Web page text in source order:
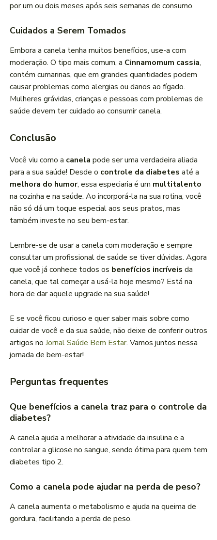
por um ou dois meses após seis semanas de consumo.
Cuidados a Serem Tomados
Embora a canela tenha muitos benefícios, use-a com
moderação. O tipo mais comum, a Cinnamomum cassia,
contém cumarinas, que em grandes quantidades podem
causar problemas como alergias ou danos ao fígado.
Mulheres grávidas, crianças e pessoas com problemas de
saúde devem ter cuidado ao consumir canela.
Conclusão
Você viu como a canela pode ser uma verdadeira aliada
para a sua saúde! Desde o controle da diabetes até a
melhora do humor, essa especiaria é um multitalento
na cozinha e na saúde. Ao incorporá-la na sua rotina, você
não só dá um toque especial aos seus pratos, mas
também investe no seu bem-estar.
Lembre-se de usar a canela com moderação e sempre
consultar um profissional de saúde se tiver dúvidas. Agora
que você já conhece todos os benefícios incríveis da
canela, que tal começar a usá-la hoje mesmo? Está na
hora de dar aquele upgrade na sua saúde!
E se você ficou curioso e quer saber mais sobre como
cuidar de você e da sua saúde, não deixe de conferir outros
artigos no Jornal Saúde Bem Estar. Vamos juntos nessa
jornada de bem-estar!
Perguntas frequentes
Que benefícios a canela traz para o controle da
diabetes?
A canela ajuda a melhorar a atividade da insulina e a
controlar a glicose no sangue, sendo ótima para quem tem
diabetes tipo 2.
Como a canela pode ajudar na perda de peso?
A canela aumenta o metabolismo e ajuda na queima de
gordura, facilitando a perda de peso.